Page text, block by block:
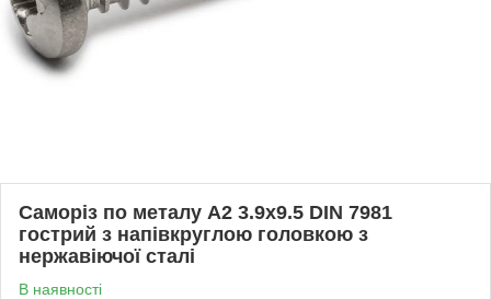
Саморіз по металу А2 3.9х9.5 DIN 7981
гострий з напівкруглою головкою з
нержавіючої сталі
В наявності